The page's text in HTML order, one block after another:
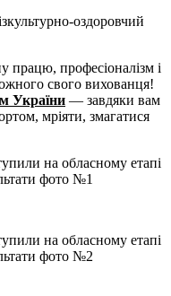
оздоровчий
професіоналізм і
свого вихованця!
України — завдяки вам
мріяти, змагатися